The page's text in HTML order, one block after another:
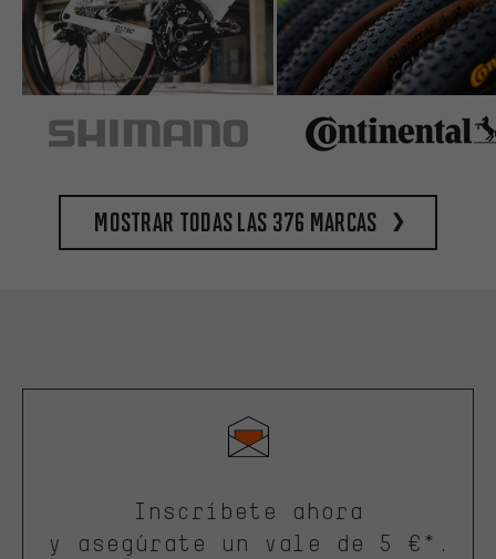
Mostrar todas las 376 marcas
Inscríbete ahora
y asegúrate un vale de 5 €*.